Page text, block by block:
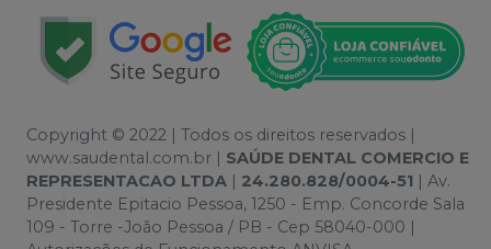
Copyright © 2022 | Todos os direitos reservados |
www.saudental.com.br | SAÚDE DENTAL COMERCIO E
REPRESENTACAO LTDA | 24.280.828/0004-51 | Av.
Presidente Epitacio Pessoa, 1250 - Emp. Concorde Sala
109 - Torre -João Pessoa / PB - Cep 58040-000 |